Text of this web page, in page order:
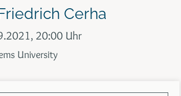
Cerha
20:00 Uhr
University